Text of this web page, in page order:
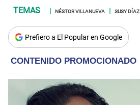
NÉSTOR VILLANUEVA SUSY DÍAZ
Prefiero a El Popular en Google